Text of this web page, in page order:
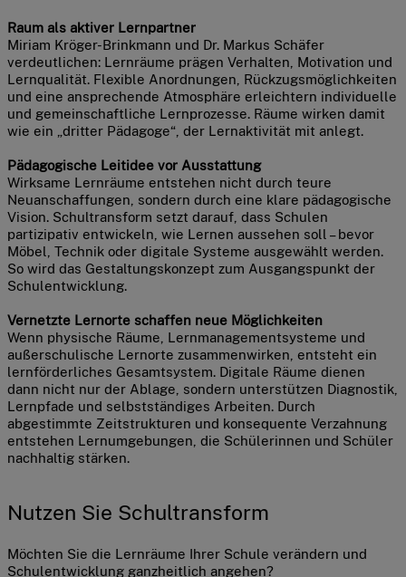
Raum als aktiver Lernpartner
Miriam Kröger-Brinkmann und Dr. Markus Schäfer
verdeutlichen: Lernräume prägen Verhalten, Motivation und
Lernqualität. Flexible Anordnungen, Rückzugsmöglichkeiten
und eine ansprechende Atmosphäre erleichtern individuelle
und gemeinschaftliche Lernprozesse. Räume wirken damit
wie ein „dritter Pädagoge“, der Lernaktivität mit anlegt.
Pädagogische Leitidee vor Ausstattung
Wirksame Lernräume entstehen nicht durch teure
Neuanschaffungen, sondern durch eine klare pädagogische
Vision. Schultransform setzt darauf, dass Schulen
partizipativ entwickeln, wie Lernen aussehen soll – bevor
Möbel, Technik oder digitale Systeme ausgewählt werden.
So wird das Gestaltungskonzept zum Ausgangspunkt der
Schulentwicklung.
Vernetzte Lernorte schaffen neue Möglichkeiten
Wenn physische Räume, Lernmanagementsysteme und
außerschulische Lernorte zusammenwirken, entsteht ein
lernförderliches Gesamtsystem. Digitale Räume dienen
dann nicht nur der Ablage, sondern unterstützen Diagnostik,
Lernpfade und selbstständiges Arbeiten. Durch
abgestimmte Zeitstrukturen und konsequente Verzahnung
entstehen Lernumgebungen, die Schülerinnen und Schüler
nachhaltig stärken.
Nutzen Sie Schultransform
Möchten Sie die Lernräume Ihrer Schule verändern und
Schulentwicklung ganzheitlich angehen?